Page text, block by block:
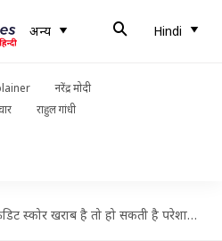
अन्य Hindi
नरेंद्र मोदी
राहुल गांधी
स्कोर खराब है तो हो सकती है परेशानी, जानें इसे कैसे सुधारें